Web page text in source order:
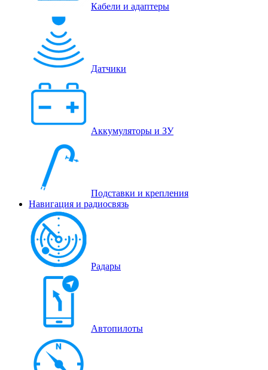
Кабели и адаптеры
Датчики
Аккумуляторы и ЗУ
Подставки и крепления
Навигация и радиосвязь
Радары
Автопилоты